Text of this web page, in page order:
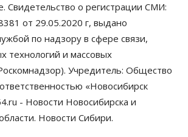
закона о памятниках
завершены работы по
рулежных дорожек
стали реже оформлять
Свидетельство о регистрации СМИ:
от 29.05.2020 г, выдано
по надзору в сфере связи,
технологий и массовых
Учредитель: Общество
«Новосибирск
- Новости Новосибирска и
Новости Сибири.